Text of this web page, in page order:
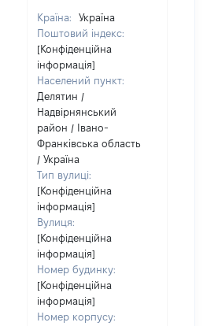
Країна:
Україна
Поштовий індекс:
[Конфіденційна
інформація]
Населений пункт:
Делятин /
Надвірнянський
район / Івано-
Франківська область
/ Україна
Тип вулиці:
[Конфіденційна
інформація]
Вулиця:
[Конфіденційна
інформація]
Номер будинку:
[Конфіденційна
інформація]
Номер корпусу: